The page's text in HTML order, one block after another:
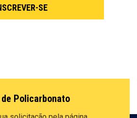
SE
Policarbonato